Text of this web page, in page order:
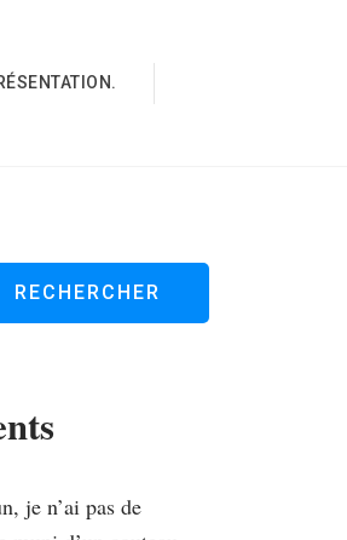
RECHERCHER
je n’ai pas de